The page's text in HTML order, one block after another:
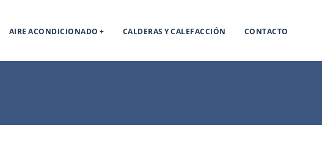
AIRE ACONDICIONADO CALDERAS Y CALEFACCIÓN CONTACTO